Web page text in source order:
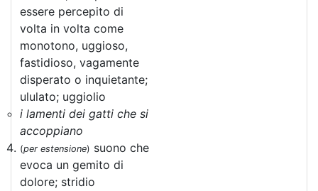
essere percepito di
volta in volta come
monotono, uggioso,
fastidioso, vagamente
disperato o inquietante;
ululato; uggiolio
i lamenti dei gatti che si
accoppiano
(per estensione) suono che
evoca un gemito di
dolore; stridio